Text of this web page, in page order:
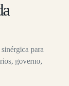
para
governo,